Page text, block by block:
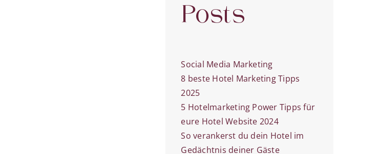
Posts
Social Media Marketing
8 beste Hotel Marketing Tipps
2025
5 Hotelmarketing Power Tipps für
eure Hotel Website 2024
So verankerst du dein Hotel im
Gedächtnis deiner Gäste